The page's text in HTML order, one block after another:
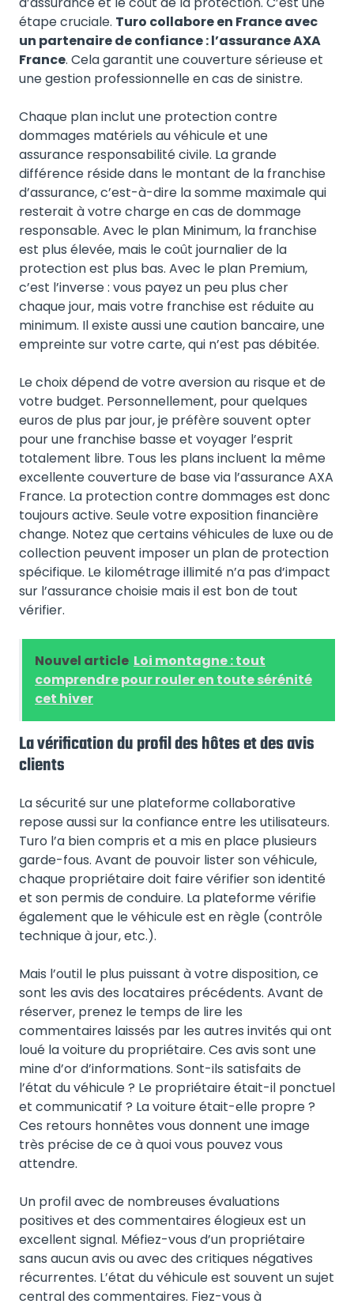
étape cruciale. Turo collabore en France avec
un partenaire de confiance : l’assurance AXA
France. Cela garantit une couverture sérieuse et
une gestion professionnelle en cas de sinistre.
Chaque plan inclut une protection contre
dommages matériels au véhicule et une
assurance responsabilité civile. La grande
différence réside dans le montant de la franchise
d’assurance, c’est-à-dire la somme maximale qui
resterait à votre charge en cas de dommage
responsable. Avec le plan Minimum, la franchise
est plus élevée, mais le coût journalier de la
protection est plus bas. Avec le plan Premium,
c’est l’inverse : vous payez un peu plus cher
chaque jour, mais votre franchise est réduite au
minimum. Il existe aussi une caution bancaire, une
empreinte sur votre carte, qui n’est pas débitée.
Le choix dépend de votre aversion au risque et de
votre budget. Personnellement, pour quelques
euros de plus par jour, je préfère souvent opter
pour une franchise basse et voyager l’esprit
totalement libre. Tous les plans incluent la même
excellente couverture de base via l’assurance AXA
France. La protection contre dommages est donc
toujours active. Seule votre exposition financière
change. Notez que certains véhicules de luxe ou de
collection peuvent imposer un plan de protection
spécifique. Le kilométrage illimité n’a pas d’impact
sur l’assurance choisie mais il est bon de tout
vérifier.
Nouvel article Loi montagne : tout
comprendre pour rouler en toute sérénité
cet hiver
La vérification du profil des hôtes et des avis
clients
La sécurité sur une plateforme collaborative
repose aussi sur la confiance entre les utilisateurs.
Turo l’a bien compris et a mis en place plusieurs
garde-fous. Avant de pouvoir lister son véhicule,
chaque propriétaire doit faire vérifier son identité
et son permis de conduire. La plateforme vérifie
également que le véhicule est en règle (contrôle
technique à jour, etc.).
Mais l’outil le plus puissant à votre disposition, ce
sont les avis des locataires précédents. Avant de
réserver, prenez le temps de lire les
commentaires laissés par les autres invités qui ont
loué la voiture du propriétaire. Ces avis sont une
mine d’or d’informations. Sont-ils satisfaits de
l’état du véhicule ? Le propriétaire était-il ponctuel
et communicatif ? La voiture était-elle propre ?
Ces retours honnêtes vous donnent une image
très précise de ce à quoi vous pouvez vous
attendre.
Un profil avec de nombreuses évaluations
positives et des commentaires élogieux est un
excellent signal. Méfiez-vous d’un propriétaire
sans aucun avis ou avec des critiques négatives
récurrentes. L’état du véhicule est souvent un sujet
central des commentaires. Fiez-vous à